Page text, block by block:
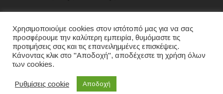
Χρησιμοποιούμε cookies στον ιστότοπό μας για να σας
προσφέρουμε την καλύτερη εμπειρία, θυμόμαστε τις
προτιμήσεις σας και τις επανειλημμένες επισκέψεις.
Κάνοντας κλικ στο "Αποδοχή", αποδέχεστε τη χρήση όλων
των cookies.
Ρυθμίσεις cookie Αποδοχή